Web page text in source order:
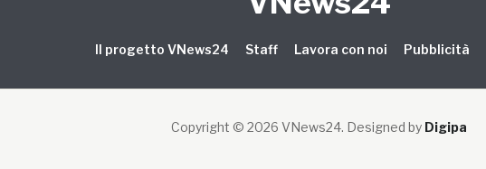
Il progetto VNews24 Staff Lavora con noi Pubblicità
Copyright © 2026 VNews24. Designed by Digipa